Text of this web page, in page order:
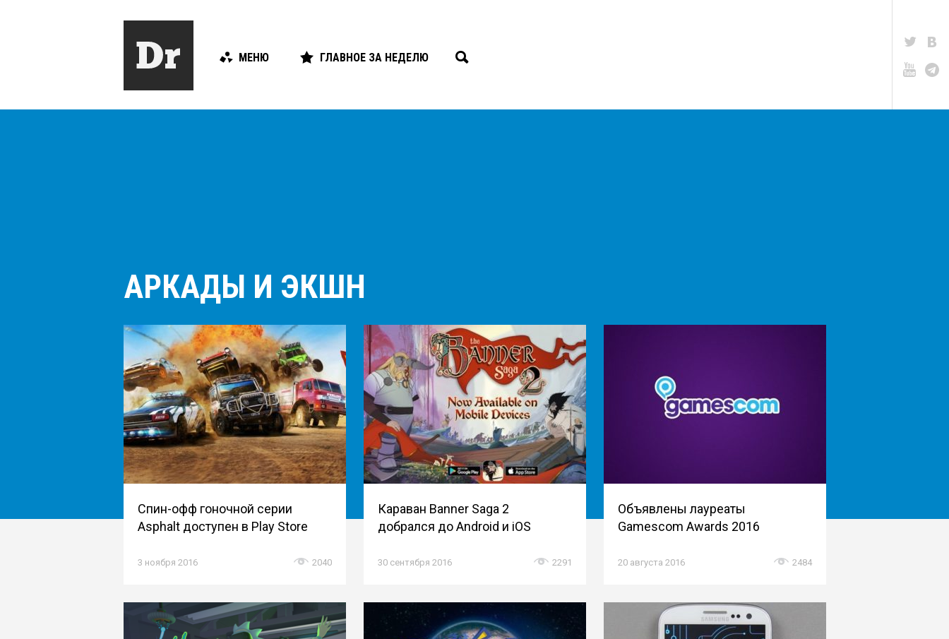
МЕНЮ ГЛАВНОЕ ЗА НЕДЕЛЮ
АРКАДЫ И ЭКШН
Спин-офф гоночной серии
Asphalt доступен в Play Store
3 ноября 2016 2040
Караван Banner Saga 2
добрался до Android и iOS
30 сентября 2016 2291
Объявлены лауреаты
Gamescom Awards 2016
20 августа 2016 2484